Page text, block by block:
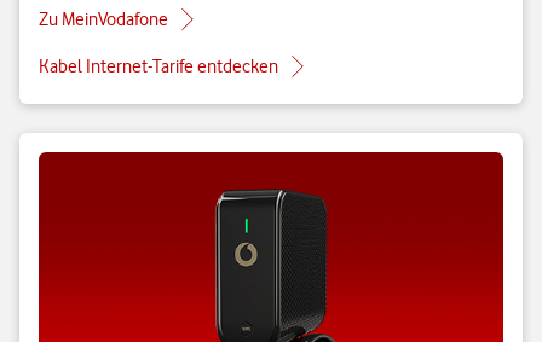
Zu MeinVodafone
Kabel Internet-Tarife entdecken